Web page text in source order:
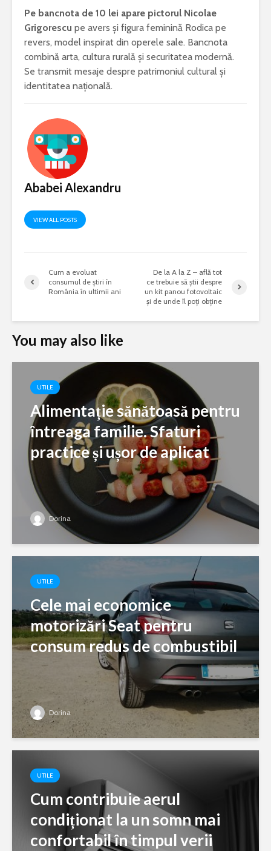
Pe bancnota de 10 lei apare pictorul Nicolae
Grigorescu pe avers și figura feminină Rodica pe
revers, model inspirat din operele sale. Bancnota
combină arta, cultura rurală și securitatea modernă.
Se transmit mesaje despre patrimoniul cultural și
identitatea națională.
Ababei Alexandru
VIEW ALL POSTS
Cum a evoluat
consumul de știri în
România în ultimii ani
De la A la Z – află tot
ce trebuie să știi despre
un kit panou fotovoltaic
și de unde îl poți obține
You may also like
UTILE
Alimentație sănătoasă pentru
întreaga familie. Sfaturi
practice și ușor de aplicat
Dorina
UTILE
Cele mai economice
motorizări Seat pentru
consum redus de combustibil
Dorina
UTILE
Cum contribuie aerul
condiționat la un somn mai
confortabil în timpul verii